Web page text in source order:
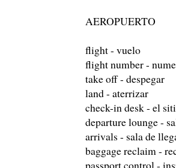
AEROPUERTO
flight - vuelo
flight number -
take off - despegar
land - aterrizar
check-in desk - el
departure lounge -
arrivals - sala de
baggage reclaim -
passport control -